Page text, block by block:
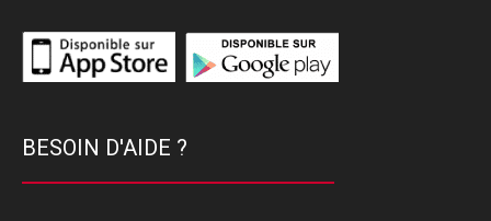
BESOIN D'AIDE ?